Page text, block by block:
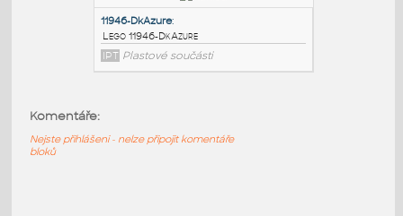
64392-DkBlue:
Lego 64392-DkBlue
IPT
Plastové součásti
Komentáře:
Nejste přihlášeni - nelze připojit komentáře
bloků